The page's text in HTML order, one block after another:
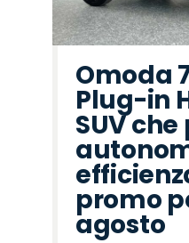
Omoda
Plug-in
SUV
promo
agosto